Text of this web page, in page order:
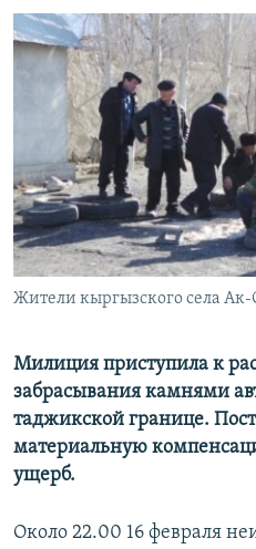
ТОҶИКӢ
TÜRKMENÇE
Все сайты РСЕ/РС
Жители кыргызского села Ак-
Милиция приступила к
забрасывания камнями
таджикской границе.
материальную
ущерб.
Около 22.00 16 февраля